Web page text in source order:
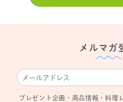
メルマガ
プレゼント企画・商品情報・料理